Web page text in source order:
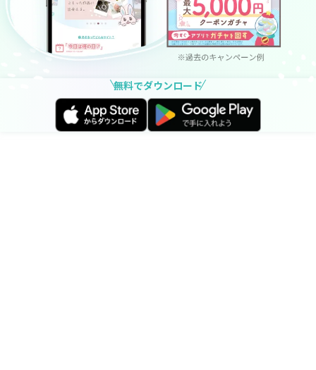
甲が薄いお悩みをお持ちの方にオススメです。
無料でダウンロード